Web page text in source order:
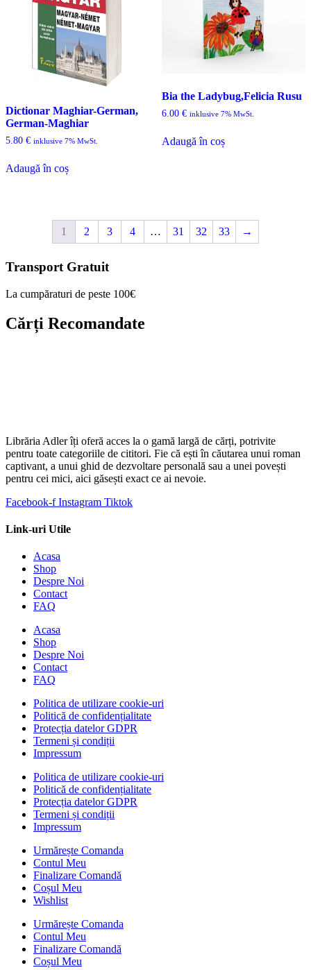
Dictionar Maghiar-German,
German-Maghiar
5.80 € inklusive 7% MwSt.
Adaugă în coș
Bia the Ladybug,Felicia Rusu
6.00 € inklusive 7% MwSt.
Adaugă în coș
1 2 3 4 … 31 32 33 →
Transport Gratuit
La cumpăraturi de peste 100€
Cărți Recomandate
Librăria Adler îți oferă acces la o gamă largă de cărți, potrivite
pentru toate categoriile de cititori. Fie că ești în căutarea unui roman
captivant, a unui ghid de dezvoltare personală sau a unei povești
pentru cei mici, aici găsești exact ce ai nevoie.
Facebook-f Instagram Tiktok
Link-uri Utile
Acasa
Shop
Despre Noi
Contact
FAQ
Acasa
Shop
Despre Noi
Contact
FAQ
Politica de utilizare cookie-uri
Politică de confidențialitate
Protecția datelor GDPR
Termeni și condiții
Impressum
Politica de utilizare cookie-uri
Politică de confidențialitate
Protecția datelor GDPR
Termeni și condiții
Impressum
Urmărește Comanda
Contul Meu
Finalizare Comandă
Coșul Meu
Wishlist
Urmărește Comanda
Contul Meu
Finalizare Comandă
Coșul Meu